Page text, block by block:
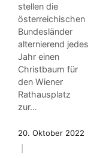
stellen die
österreichischen
Bundesländer
alternierend jedes
Jahr einen
Christbaum für
den Wiener
Rathausplatz
zur…
20. Oktober 2022